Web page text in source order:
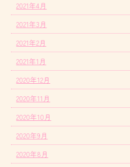
2021年4月
2021年3月
2021年2月
2021年1月
2020年12月
2020年11月
2020年10月
2020年9月
2020年8月